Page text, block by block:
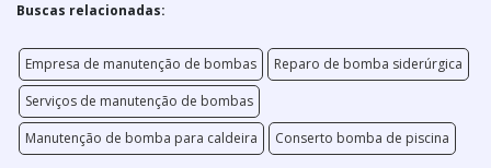
Buscas relacionadas:
Empresa de manutenção de bombas
Reparo de bomba siderúrgica
Serviços de manutenção de bombas
Manutenção de bomba para caldeira
Conserto bomba de piscina